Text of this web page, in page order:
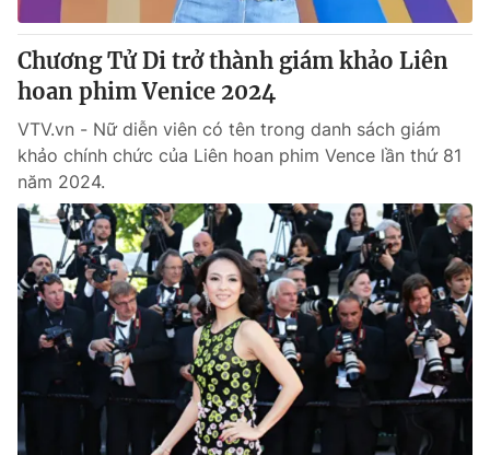
cấp ngày 29/12/2023
Tổng Biên tập:Vũ Thanh Thủy
Phó Tổng Biên tập:Nguyễn Thị Mỹ Hạnh, Phạm Quốc Thắng,
Nguyễn Trọng Ninh
024.38 355 931 - 024.38 355 932
Ðiện thoại Thời báo VTV: 024.66 897 897
Email:toasoan@vtv.vn
Liên hệ quảng cáo:024-7300.7108
Chương Tử Di trở thành giám khảo Liên
hoan phim Venice 2024
VTV.vn - Nữ diễn viên có tên trong danh sách giám
khảo chính chức của Liên hoan phim Vence lần thứ 81
năm 2024.